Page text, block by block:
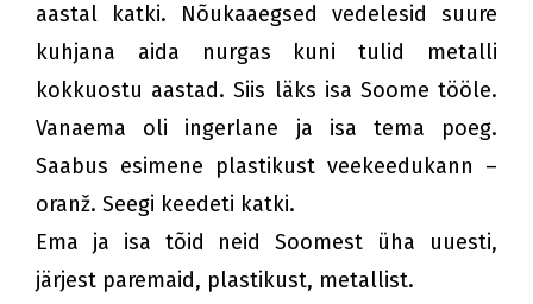
aastal katki. Nõukaaegsed vedelesid suure
kuhjana aida nurgas kuni tulid metalli
kokkuostu aastad. Siis läks isa Soome tööle.
Vanaema oli ingerlane ja isa tema poeg.
Saabus esimene plastikust veekeedukann –
oranž. Seegi keedeti katki.
Ema ja isa tõid neid Soomest üha uuesti,
järjest paremaid, plastikust, metallist.